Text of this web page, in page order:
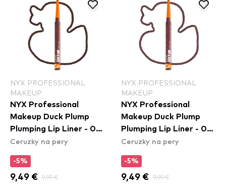
NYX PROFESSIONAL
MAKEUP
NYX Professional
Makeup Duck Plump
Plumping Lip Liner - 08
Dash Of Cocoa
Ceruzky na pery
-5%
9,49 € 9,99 €
NYX PROFESSIONAL
MAKEUP
NYX Professional
Makeup Duck Plump
Plumping Lip Liner - 04
Fill Em' In
Ceruzky na pery
-5%
9,49 € 9,99 €